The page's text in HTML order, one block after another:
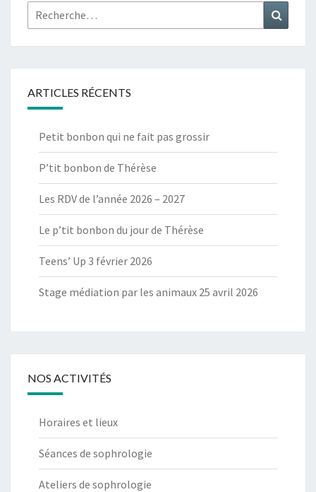
Rechercher :
ARTICLES RÉCENTS
Petit bonbon qui ne fait pas grossir
P’tit bonbon de Thérèse
Les RDV de l’année 2026 – 2027
Le p’tit bonbon du jour de Thérèse
Teens’ Up 3 février 2026
Stage médiation par les animaux 25 avril 2026
NOS ACTIVITÉS
Horaires et lieux
Séances de sophrologie
Ateliers de sophrologie